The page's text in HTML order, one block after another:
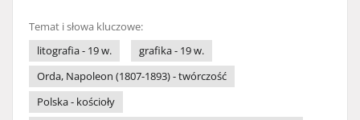
Temat i słowa kluczowe:
litografia - 19 w.
grafika - 19 w.
Orda, Napoleon (1807-1893) - twórczość
Polska - kościoły